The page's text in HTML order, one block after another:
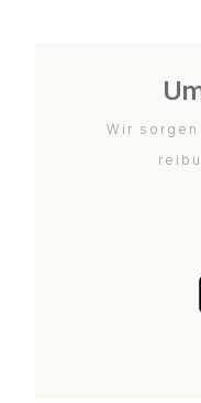
Wir sorgen